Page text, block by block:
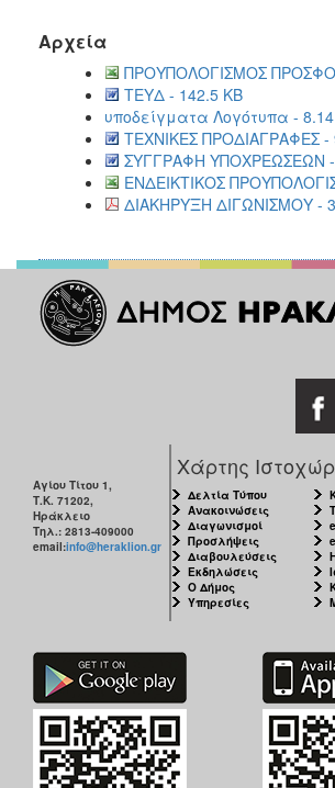
Αρχεία
ΠΡΟΥΠΟΛΟΓΙΣΜΟΣ
ΤΕΥΔ - 142.5 KB
υποδείγματα Λογότυπα -
ΤΕΧΝΙΚΕΣ ΠΡΟΔΙΑΓΡΑΦΕΣ -
ΣΥΓΓΡΑΦΗ ΥΠΟΧΡΕΩΣΕΩΝ -
ΕΝΔΕΙΚΤΙΚΟΣ
ΔΙΑΚΗΡΥΞΗ ΔΙΓΩΝΙΣΜΟΥ -
Αγίου Τίτου 1,
Τ.Κ. 71202,
Ηράκλειο
Τηλ.: 2813-409000
email:info@heraklion.gr
Χάρτης
Δελτία Τύπου
Ανακοινώσεις
Διαγωνισμοί
Προσλήψεις
Διαβουλεύσεις
Εκδηλώσεις
Ο Δήμος
Υπηρεσίες